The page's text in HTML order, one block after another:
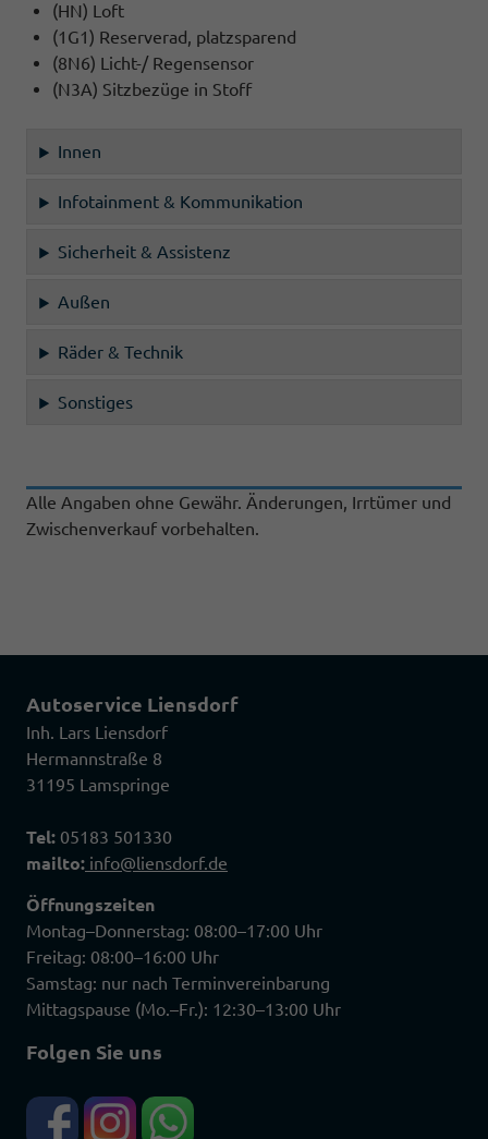
(HN) Loft
(1G1) Reserverad, platzsparend
(8N6) Licht-/ Regensensor
(N3A) Sitzbezüge in Stoff
Innen
Infotainment & Kommunikation
Sicherheit & Assistenz
Außen
Räder & Technik
Sonstiges
Alle Angaben ohne Gewähr. Änderungen, Irrtümer und
Zwischenverkauf vorbehalten.
Autoservice Liensdorf
Inh. Lars Liensdorf
Hermannstraße 8
31195 Lamspringe
Tel: 05183 501330
mailto: info@liensdorf.de
Öffnungszeiten
Montag–Donnerstag: 08:00–17:00 Uhr
Freitag: 08:00–16:00 Uhr
Samstag: nur nach Terminvereinbarung
Mittagspause (Mo.–Fr.): 12:30–13:00 Uhr
Folgen Sie uns